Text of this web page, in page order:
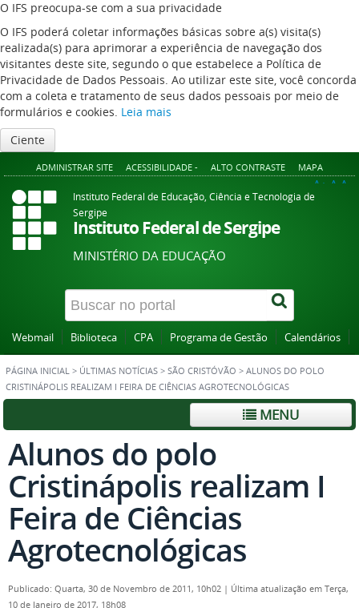
O IFS preocupa-se com a sua privacidade
O IFS poderá coletar informações básicas sobre a(s) visita(s)
realizada(s) para aprimorar a experiência de navegação dos
visitantes deste site, segundo o que estabelece a Política de
Privacidade de Dados Pessoais. Ao utilizar este site, você concorda
com a coleta e tratamento de seus dados pessoais por meio de
formulários e cookies. Leia mais
Ciente
ADMINISTRAR SITE ACESSIBILIDADE - ALTO CONTRASTE MAPA
A+ A A-
Instituto Federal de Educação, Ciência e Tecnologia de
Sergipe
Instituto Federal de Sergipe
MINISTÉRIO DA EDUCAÇÃO
Webmail Biblioteca CPA Programa de Gestão Calendários
PÁGINA INICIAL > ÚLTIMAS NOTÍCIAS > SÃO CRISTÓVÃO > ALUNOS DO POLO
CRISTINÁPOLIS REALIZAM I FEIRA DE CIÊNCIAS AGROTECNOLÓGICAS
MENU
Alunos do polo
Cristinápolis realizam I
Feira de Ciências
Agrotecnológicas
Publicado: Quarta, 30 de Novembro de 2011, 10h02 | Última atualização em Terça,
10 de Janeiro de 2017, 18h08